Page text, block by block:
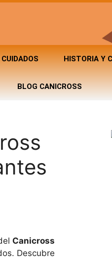
HISTORIA Y
BLOG CANICROSS
Canicross
Descubre